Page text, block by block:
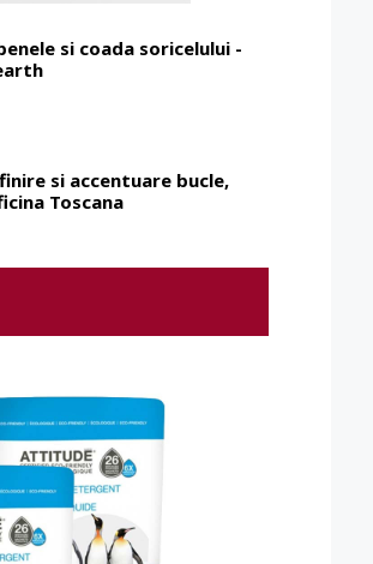
si coada soricelului -
si accentuare bucle,
Toscana